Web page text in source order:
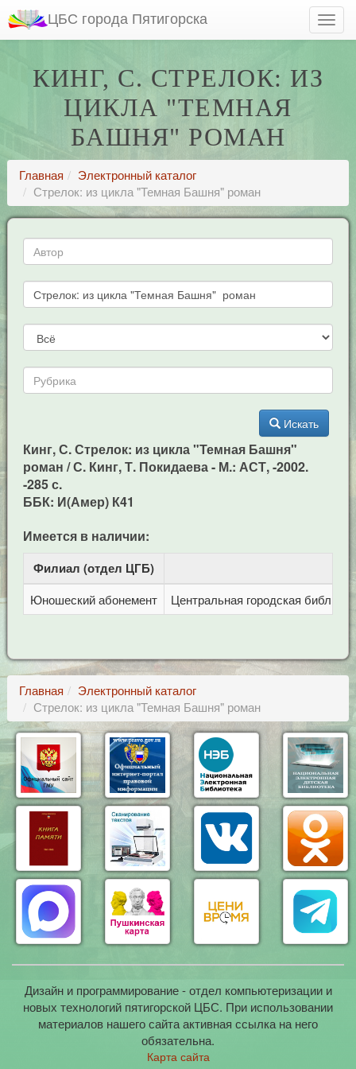
ЦБС города Пятигорска
КИНГ, С. СТРЕЛОК: ИЗ
ЦИКЛА "ТЕМНАЯ
БАШНЯ" РОМАН
Главная
Электронный каталог
Стрелок: из цикла "Темная Башня" роман
Искать
Кинг, С. Стрелок: из цикла "Темная Башня"
роман / С. Кинг, Т. Покидаева - М.: АСТ, -2002.
-285 с.
ББК: И(Амер) К41
Имеется в наличии:
Филиал (отдел ЦГБ)
Юношеский абонемент Центральная городская
Главная
Электронный каталог
Стрелок: из цикла "Темная Башня" роман
Дизайн и программирование - отдел компьютеризации и
новых технологий пятигорской ЦБС. При использовании
материалов нашего сайта активная ссылка на него
обязательна.
Карта сайта